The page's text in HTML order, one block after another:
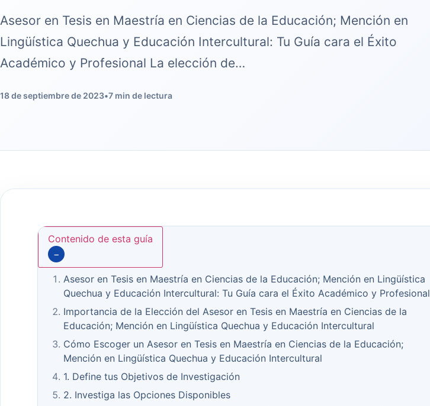
Asesor en Tesis en Maestría en Ciencias de la Educación; Mención en
Lingüística Quechua y Educación Intercultural: Tu Guía cara el Éxito
Académico y Profesional La elección de…
18 de septiembre de 2023•7 min de lectura
Contenido de esta guía
−
Asesor en Tesis en Maestría en Ciencias de la Educación; Mención en Lingüística
Quechua y Educación Intercultural: Tu Guía cara el Éxito Académico y Profesional
Importancia de la Elección del Asesor en Tesis en Maestría en Ciencias de la
Educación; Mención en Lingüística Quechua y Educación Intercultural
Cómo Escoger un Asesor en Tesis en Maestría en Ciencias de la Educación;
Mención en Lingüística Quechua y Educación Intercultural
1. Define tus Objetivos de Investigación
2. Investiga las Opciones Disponibles